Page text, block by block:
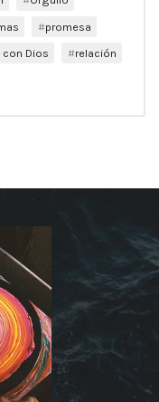
promesa
con Dios
relación